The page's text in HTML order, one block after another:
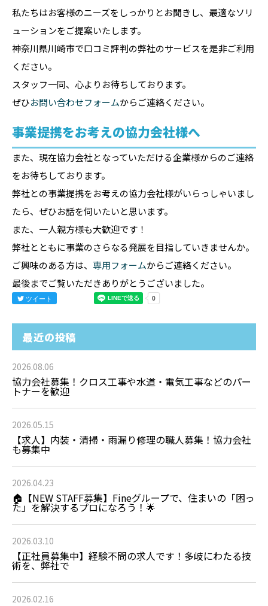
私たちはお客様のニーズをしっかりとお聞きし、最適なソリ
ューションをご提案いたします。
神奈川県川崎市で口コミ評判の弊社のサービスを是非ご利用
ください。
スタッフ一同、心よりお待ちしております。
ぜひお問い合わせフォームからご連絡ください。
事業提携をお考えの協力会社様へ
また、現在協力会社となっていただける企業様からのご連絡
をお待ちしております。
弊社との事業提携をお考えの協力会社様がいらっしゃいまし
たら、ぜひお話を伺いたいと思います。
また、一人親方様も大歓迎です！
弊社とともに事業のさらなる発展を目指していきませんか。
ご興味のある方は、 専用フォームからご連絡ください。
最後までご覧いただきありがとうございました。
ツイート
最近の投稿
2026.08.06
協力会社募集！クロス工事や水道・電気工事などのパー
トナーを歓迎
2026.05.15
【求人】内装・清掃・雨漏り修理の職人募集！協力会社
も募集中
2026.04.23
🏠【NEW STAFF募集】Fineグループで、住まいの「困っ
た」を解決するプロになろう！🌟
2026.03.10
【正社員募集中】経験不問の求人です！多岐にわたる技
術を、弊社で
2026.02.16